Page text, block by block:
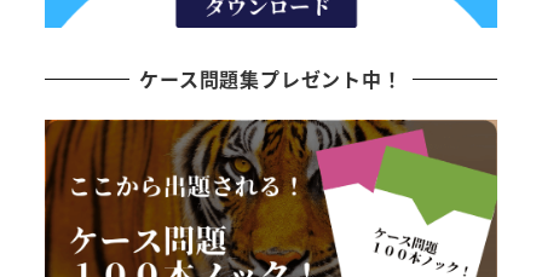
ケース問題集プレゼント中！